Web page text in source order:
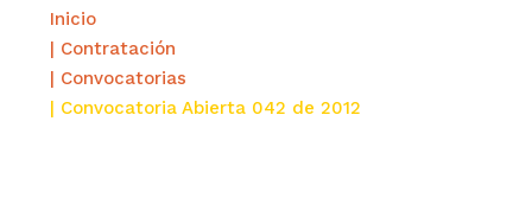
Inicio
| Contratación
| Convocatorias
| Convocatoria Abierta 042 de 2012